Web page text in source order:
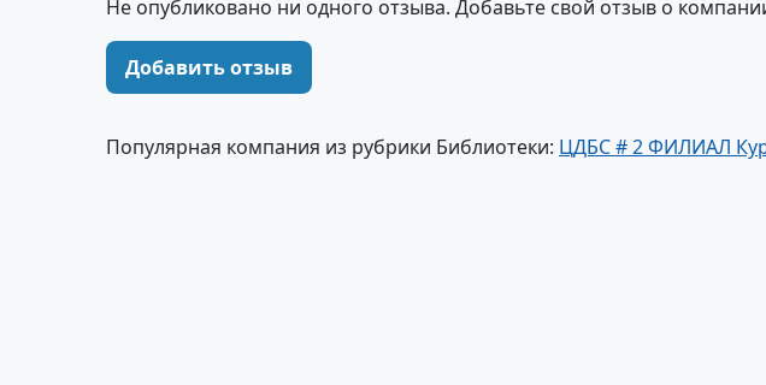
Не опубликовано ни одного отзыва. Добавьте свой отзыв о
Добавить отзыв
Популярная компания из рубрики Библиотеки: ЦДБС # 2 ФИЛИАЛ